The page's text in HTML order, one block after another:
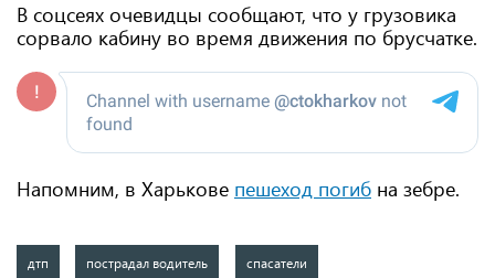
В соцсеях очевидцы сообщают, что у грузовика
сорвало кабину во время движения по брусчатке.
Напомним, в Харькове пешеход погиб на зебре.
дтп пострадал водитель спасатели